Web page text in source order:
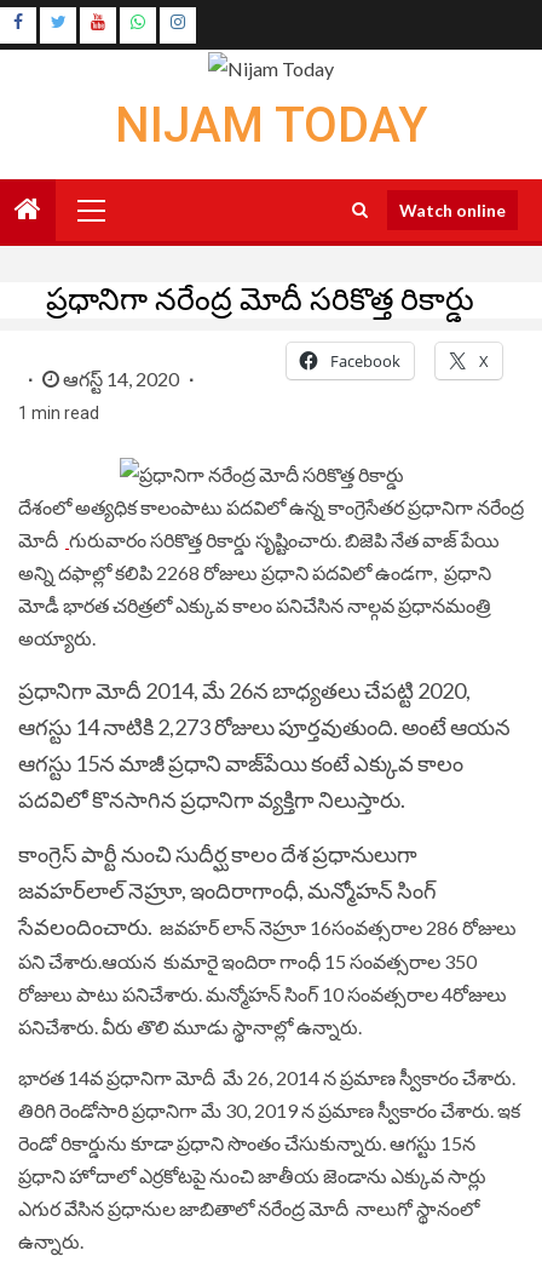
Skip
to
Instagram
NIJAM TODAY
Menu
Watch online
ప్రధానిగా నరేంద్ర మోదీ సరికొత్త రికార్డు
ఆగస్ట్ 14, 2020
1 min read
Facebook X
దేశంలో అత్యధిక కాలంపాటు పదవిలో ఉన్న కాంగ్రెసేతర ప్రధానిగా నరేంద్ర
మోదీ గురువారం సరికొత్త రికార్డు సృష్టించారు. బిజెపి నేత వాజ్ పేయి
అన్ని దఫాల్లో కలిపి 2268 రోజులు ప్రధాని పదవిలో ఉండగా, ప్రధాని
మోడీ భారత చరిత్రలో ఎక్కువ కాలం పనిచేసిన నాల్గవ ప్రధానమంత్రి
అయ్యారు.
ప్ర‌ధానిగా మోదీ 2014, మే 26న బాధ్య‌త‌లు చేపట్టి 2020,
ఆగ‌స్టు 14 నాటికి 2,273 రోజులు పూర్త‌వుతుంది. అంటే ఆయ‌న
ఆగ‌స్టు 15న మాజీ ప్ర‌ధాని వాజ్‌పేయి కంటే ఎక్కువ కాలం
ప‌దవిలో కొన‌సాగిన ప్ర‌ధానిగా వ్య‌క్తిగా నిలుస్తారు.
కాంగ్రెస్‌ పార్టీ నుంచి సుదీర్ఘ కాలం దేశ ప్రధా‌ను‌లుగా
జవ‌హ‌ర్‌‌లాల్‌ నెహ్రూ, ఇంది‌రా‌గాంధీ, మన్మో‌హన్‌ సింగ్‌
సేవ‌లం‌దిం‌చారు. జవహర్ లాన్ నెహ్రూ 16సంవత్సరాల 286 రోజులు
పని చేశారు.ఆయన కుమారై ఇందిరా గాంధీ 15 సంవత్సరాల 350
రోజులు పాటు పనిచేశారు. మన్మోహన్ సింగ్ 10 సంవత్సరాల 4రోజులు
పనిచేశారు. వీరు తొలి మూడు స్థానాల్లో ఉన్నారు.
భారత 14వ ప్రధానిగా మోదీ మే 26, 2014 న ప్రమాణ స్వీకారం చేశారు.
తిరిగి రెండోసారి ప్రధానిగా మే 30, 2019 న ప్రమాణ స్వీకారం చేశారు. ఇక
రెండో రికార్డును కూడా ప్రధాని సొంతం చేసుకున్నారు. ఆగస్టు 15న
ప్రధాని హోదాలో ఎర్రకోటపై నుంచి జాతీయ జెండాను ఎక్కువ సార్లు
ఎగుర వేసిన ప్రధానుల జాబితాలో నరేంద్ర మోదీ నాలుగో స్థానంలో
ఉన్నారు.